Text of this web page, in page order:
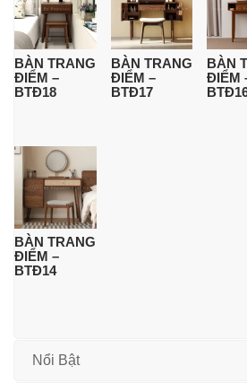
BÀN TRANG
ĐIỂM –
BTĐ18
BÀN TRANG
ĐIỂM –
BTĐ17
BÀN
ĐIỂM
BÀN TRANG
ĐIỂM –
BTĐ14
Nổi Bật